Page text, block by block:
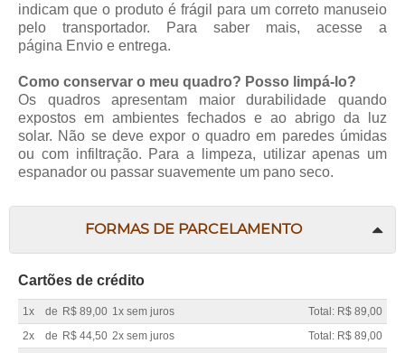
indicam que o produto é frágil para um correto manuseio
pelo transportador. Para saber mais, acesse a
página Envio e entrega.
Como conservar o meu quadro? Posso limpá-lo?
Os quadros apresentam maior durabilidade quando
expostos em ambientes fechados e ao abrigo da luz
solar. Não se deve expor o quadro em paredes úmidas
ou com infiltração. Para a limpeza, utilizar apenas um
espanador ou passar suavemente um pano seco.
FORMAS DE PARCELAMENTO
Cartões de crédito
1x de R$ 89,00 1x sem juros
Total: R$ 89,00
2x
de R$ 44,50 2x sem juros
Total: R$ 89,00